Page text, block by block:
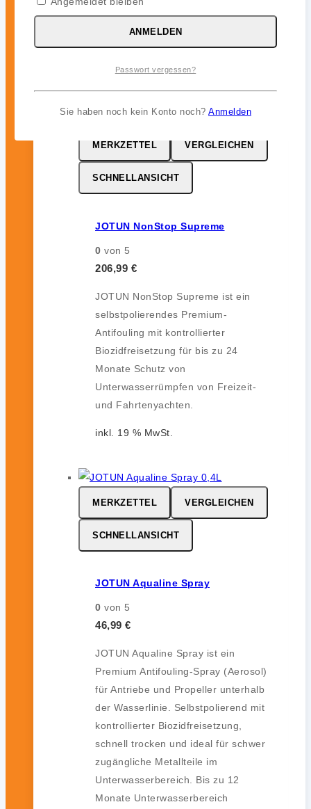
12 Monate) im Unterwasserbereich.
MERKZETTEL VERGLEICHEN
SCHNELLANSICHT
JOTUN NonStop Supreme
0 von 5
206,99 €
JOTUN NonStop Supreme ist ein
selbstpolierendes Premium-
Antifouling mit kontrollierter
Biozidfreisetzung für bis zu 24
Monate Schutz von
Unterwasserrümpfen von Freizeit-
und Fahrtenyachten.
inkl. 19 % MwSt.
MERKZETTEL VERGLEICHEN
SCHNELLANSICHT
JOTUN Aqualine Spray
0 von 5
46,99 €
JOTUN Aqualine Spray ist ein
Premium Antifouling-Spray (Aerosol)
für Antriebe und Propeller unterhalb
der Wasserlinie. Selbstpolierend mit
kontrollierter Biozidfreisetzung,
schnell trocken und ideal für schwer
zugängliche Metallteile im
Unterwasserbereich. Bis zu 12
Monate Unterwasserbereich
ANMELDEN
Passwort vergessen?
Sie haben noch kein Konto noch? Anmelden